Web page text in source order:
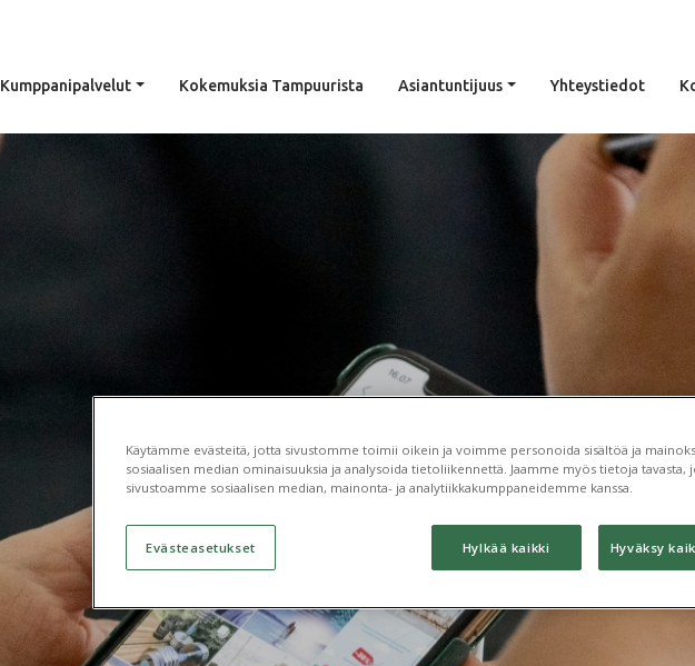
Kumppanipalvelut Kokemuksia Tampuurista Asiantuntijuus Yhteystiedot
Visma Sirius
Ota yhteyttä!
Käytämme evästeitä, jotta sivustomme toimii oikein ja voimme personoida sisältöä ja
sosiaalisen median ominaisuuksia ja analysoida tietoliikennettä. Jaamme myös tietoja tavasta,
sivustoamme sosiaalisen median, mainonta- ja analytiikkakumppaneidemme kanssa.
Evästeasetukset Hylkää kaikki Hyväksy